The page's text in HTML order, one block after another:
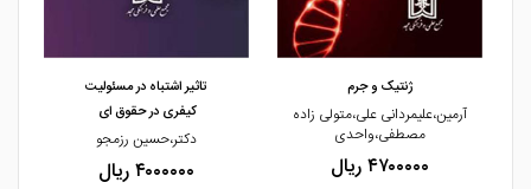
مشاهده و خرید
ژنتیک و جرم
آرمین،علیمردانی علی،متولی زاده
مصطفی،واحدی
۴۷۰۰۰۰۰ ریال
تاثیر اشتباه در مسئولیت
کیفری در حقوق ای
دکتر،حسین رزمجو
۴۰۰۰۰۰۰ ریال